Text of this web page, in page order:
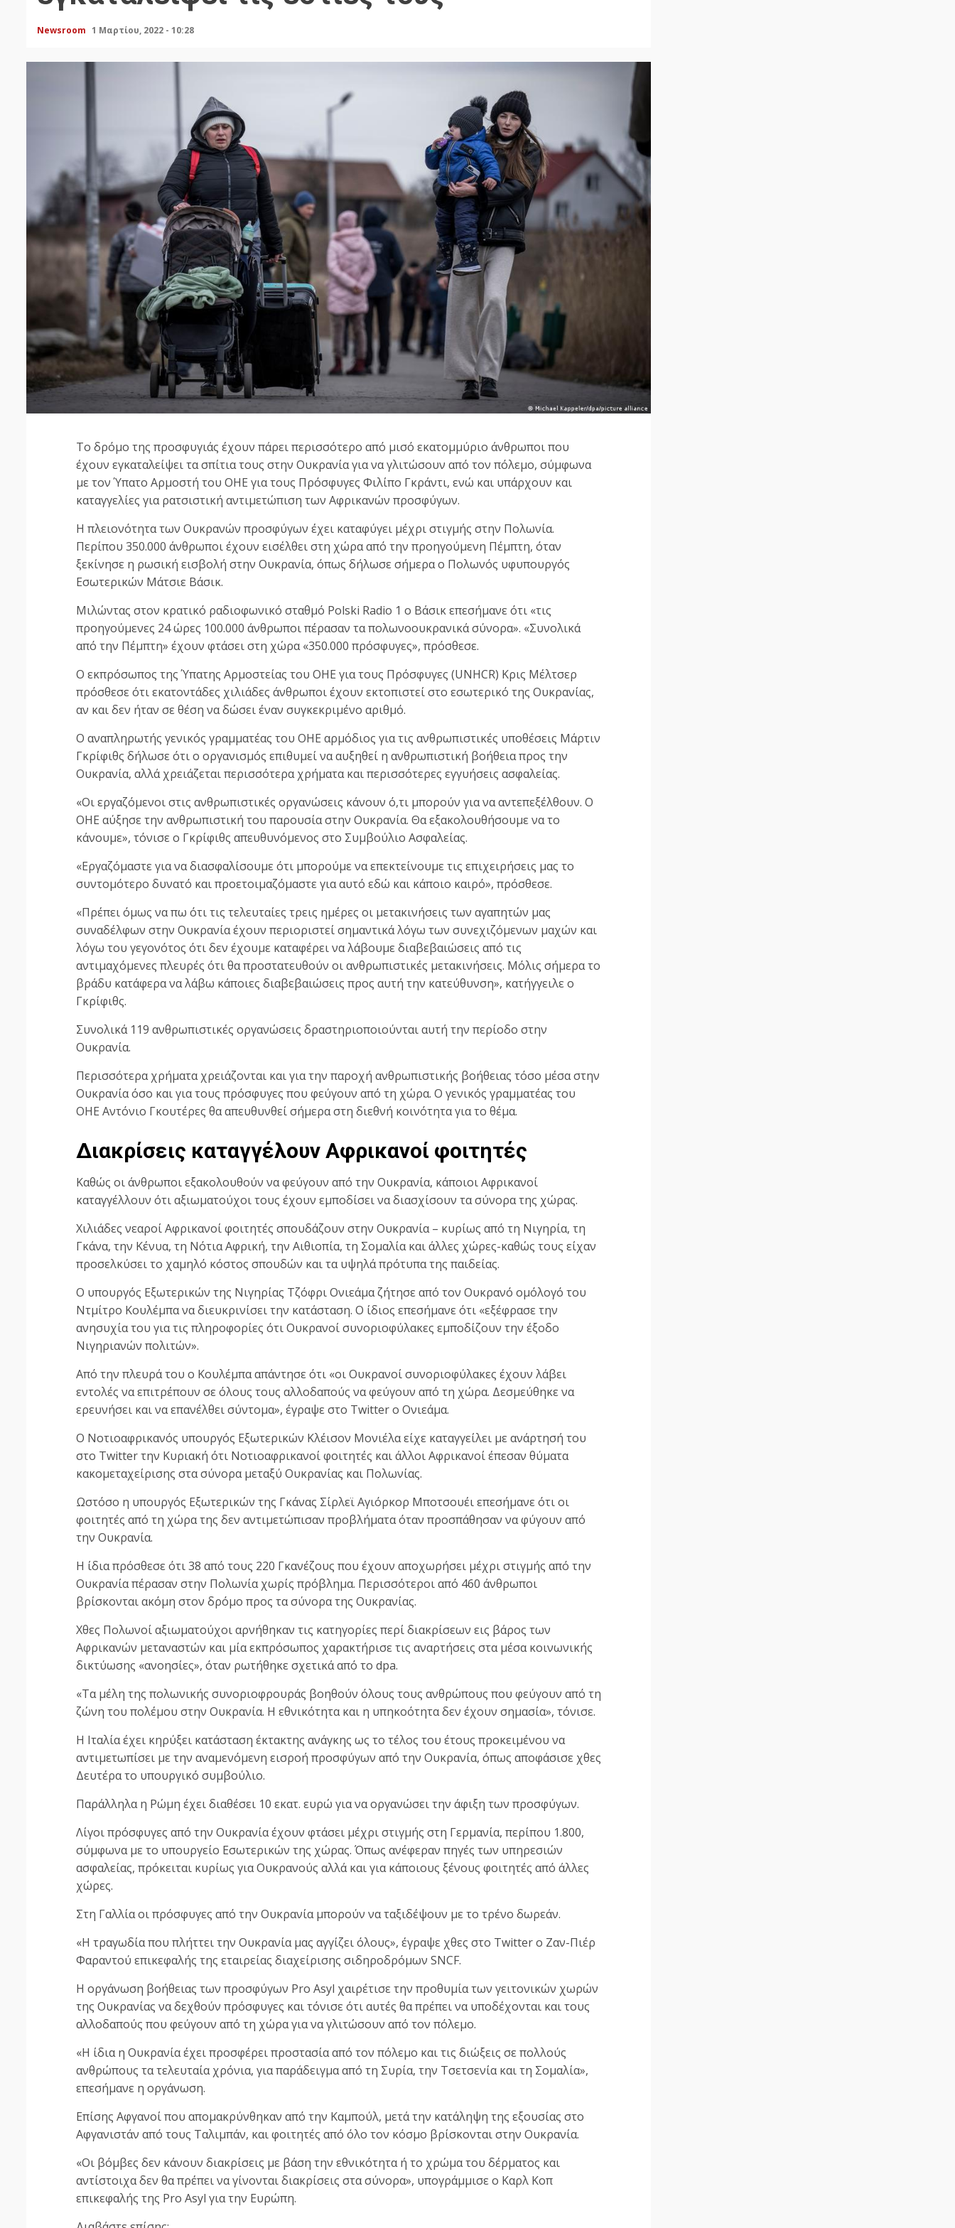
Newsroom 1 Μαρτίου, 2022 - 10:28
Το δρόμο της προσφυγιάς έχουν πάρει περισσότερο από μισό εκατομμύριο άνθρωποι που
έχουν εγκαταλείψει τα σπίτια τους στην Ουκρανία για να γλιτώσουν από τον πόλεμο, σύμφωνα
με τον Ύπατο Αρμοστή του ΟΗΕ για τους Πρόσφυγες Φιλίπο Γκράντι, ενώ και υπάρχουν και
καταγγελίες για ρατσιστική αντιμετώπιση των Αφρικανών προσφύγων.
Η πλειονότητα των Ουκρανών προσφύγων έχει καταφύγει μέχρι στιγμής στην Πολωνία.
Περίπου 350.000 άνθρωποι έχουν εισέλθει στη χώρα από την προηγούμενη Πέμπτη, όταν
ξεκίνησε η ρωσική εισβολή στην Ουκρανία, όπως δήλωσε σήμερα ο Πολωνός υφυπουργός
Εσωτερικών Μάτσιε Βάσικ.
Μιλώντας στον κρατικό ραδιοφωνικό σταθμό Polski Radio 1 ο Βάσικ επεσήμανε ότι «τις
προηγούμενες 24 ώρες 100.000 άνθρωποι πέρασαν τα πολωνοουκρανικά σύνορα». «Συνολικά
από την Πέμπτη» έχουν φτάσει στη χώρα «350.000 πρόσφυγες», πρόσθεσε.
Ο εκπρόσωπος της Ύπατης Αρμοστείας του ΟΗΕ για τους Πρόσφυγες (UNHCR) Κρις Μέλτσερ
πρόσθεσε ότι εκατοντάδες χιλιάδες άνθρωποι έχουν εκτοπιστεί στο εσωτερικό της Ουκρανίας,
αν και δεν ήταν σε θέση να δώσει έναν συγκεκριμένο αριθμό.
Ο αναπληρωτής γενικός γραμματέας του ΟΗΕ αρμόδιος για τις ανθρωπιστικές υποθέσεις Μάρτιν
Γκρίφιθς δήλωσε ότι ο οργανισμός επιθυμεί να αυξηθεί η ανθρωπιστική βοήθεια προς την
Ουκρανία, αλλά χρειάζεται περισσότερα χρήματα και περισσότερες εγγυήσεις ασφαλείας.
«Οι εργαζόμενοι στις ανθρωπιστικές οργανώσεις κάνουν ό,τι μπορούν για να αντεπεξέλθουν. Ο
ΟΗΕ αύξησε την ανθρωπιστική του παρουσία στην Ουκρανία. Θα εξακολουθήσουμε να το
κάνουμε», τόνισε ο Γκρίφιθς απευθυνόμενος στο Συμβούλιο Ασφαλείας.
«Εργαζόμαστε για να διασφαλίσουμε ότι μπορούμε να επεκτείνουμε τις επιχειρήσεις μας το
συντομότερο δυνατό και προετοιμαζόμαστε για αυτό εδώ και κάποιο καιρό», πρόσθεσε.
«Πρέπει όμως να πω ότι τις τελευταίες τρεις ημέρες οι μετακινήσεις των αγαπητών μας
συναδέλφων στην Ουκρανία έχουν περιοριστεί σημαντικά λόγω των συνεχιζόμενων μαχών και
λόγω του γεγονότος ότι δεν έχουμε καταφέρει να λάβουμε διαβεβαιώσεις από τις
αντιμαχόμενες πλευρές ότι θα προστατευθούν οι ανθρωπιστικές μετακινήσεις. Μόλις σήμερα το
βράδυ κατάφερα να λάβω κάποιες διαβεβαιώσεις προς αυτή την κατεύθυνση», κατήγγειλε ο
Γκρίφιθς.
Συνολικά 119 ανθρωπιστικές οργανώσεις δραστηριοποιούνται αυτή την περίοδο στην
Ουκρανία.
Περισσότερα χρήματα χρειάζονται και για την παροχή ανθρωπιστικής βοήθειας τόσο μέσα στην
Ουκρανία όσο και για τους πρόσφυγες που φεύγουν από τη χώρα. Ο γενικός γραμματέας του
ΟΗΕ Αντόνιο Γκουτέρες θα απευθυνθεί σήμερα στη διεθνή κοινότητα για το θέμα.
Διακρίσεις καταγγέλουν Αφρικανοί φοιτητές
Καθώς οι άνθρωποι εξακολουθούν να φεύγουν από την Ουκρανία, κάποιοι Αφρικανοί
καταγγέλλουν ότι αξιωματούχοι τους έχουν εμποδίσει να διασχίσουν τα σύνορα της χώρας.
Χιλιάδες νεαροί Αφρικανοί φοιτητές σπουδάζουν στην Ουκρανία – κυρίως από τη Νιγηρία, τη
Γκάνα, την Κένυα, τη Νότια Αφρική, την Αιθιοπία, τη Σομαλία και άλλες χώρες-καθώς τους είχαν
προσελκύσει το χαμηλό κόστος σπουδών και τα υψηλά πρότυπα της παιδείας.
Ο υπουργός Εξωτερικών της Νιγηρίας Τζόφρι Ονιεάμα ζήτησε από τον Ουκρανό ομόλογό του
Ντμίτρο Κουλέμπα να διευκρινίσει την κατάσταση. Ο ίδιος επεσήμανε ότι «εξέφρασε την
ανησυχία του για τις πληροφορίες ότι Ουκρανοί συνοριοφύλακες εμποδίζουν την έξοδο
Νιγηριανών πολιτών».
Από την πλευρά του ο Κουλέμπα απάντησε ότι «οι Ουκρανοί συνοριοφύλακες έχουν λάβει
εντολές να επιτρέπουν σε όλους τους αλλοδαπούς να φεύγουν από τη χώρα. Δεσμεύθηκε να
ερευνήσει και να επανέλθει σύντομα», έγραψε στο Twitter ο Ονιεάμα.
Ο Νοτιοαφρικανός υπουργός Εξωτερικών Κλέισον Μονιέλα είχε καταγγείλει με ανάρτησή του
στο Twitter την Κυριακή ότι Νοτιοαφρικανοί φοιτητές και άλλοι Αφρικανοί έπεσαν θύματα
κακομεταχείρισης στα σύνορα μεταξύ Ουκρανίας και Πολωνίας.
Ωστόσο η υπουργός Εξωτερικών της Γκάνας Σίρλεϊ Αγιόρκορ Μποτσουέι επεσήμανε ότι οι
φοιτητές από τη χώρα της δεν αντιμετώπισαν προβλήματα όταν προσπάθησαν να φύγουν από
την Ουκρανία.
Η ίδια πρόσθεσε ότι 38 από τους 220 Γκανέζους που έχουν αποχωρήσει μέχρι στιγμής από την
Ουκρανία πέρασαν στην Πολωνία χωρίς πρόβλημα. Περισσότεροι από 460 άνθρωποι
βρίσκονται ακόμη στον δρόμο προς τα σύνορα της Ουκρανίας.
Χθες Πολωνοί αξιωματούχοι αρνήθηκαν τις κατηγορίες περί διακρίσεων εις βάρος των
Αφρικανών μεταναστών και μία εκπρόσωπος χαρακτήρισε τις αναρτήσεις στα μέσα κοινωνικής
δικτύωσης «ανοησίες», όταν ρωτήθηκε σχετικά από το dpa.
«Τα μέλη της πολωνικής συνοριοφρουράς βοηθούν όλους τους ανθρώπους που φεύγουν από τη
ζώνη του πολέμου στην Ουκρανία. Η εθνικότητα και η υπηκοότητα δεν έχουν σημασία», τόνισε.
Η Ιταλία έχει κηρύξει κατάσταση έκτακτης ανάγκης ως το τέλος του έτους προκειμένου να
αντιμετωπίσει με την αναμενόμενη εισροή προσφύγων από την Ουκρανία, όπως αποφάσισε χθες
Δευτέρα το υπουργικό συμβούλιο.
Παράλληλα η Ρώμη έχει διαθέσει 10 εκατ. ευρώ για να οργανώσει την άφιξη των προσφύγων.
Λίγοι πρόσφυγες από την Ουκρανία έχουν φτάσει μέχρι στιγμής στη Γερμανία, περίπου 1.800,
σύμφωνα με το υπουργείο Εσωτερικών της χώρας. Όπως ανέφεραν πηγές των υπηρεσιών
ασφαλείας, πρόκειται κυρίως για Ουκρανούς αλλά και για κάποιους ξένους φοιτητές από άλλες
χώρες.
Στη Γαλλία οι πρόσφυγες από την Ουκρανία μπορούν να ταξιδέψουν με το τρένο δωρεάν.
«Η τραγωδία που πλήττει την Ουκρανία μας αγγίζει όλους», έγραψε χθες στο Twitter o Ζαν-Πιέρ
Φαραντού επικεφαλής της εταιρείας διαχείρισης σιδηροδρόμων SNCF.
Η οργάνωση βοήθειας των προσφύγων Pro Asyl χαιρέτισε την προθυμία των γειτονικών χωρών
της Ουκρανίας να δεχθούν πρόσφυγες και τόνισε ότι αυτές θα πρέπει να υποδέχονται και τους
αλλοδαπούς που φεύγουν από τη χώρα για να γλιτώσουν από τον πόλεμο.
«Η ίδια η Ουκρανία έχει προσφέρει προστασία από τον πόλεμο και τις διώξεις σε πολλούς
ανθρώπους τα τελευταία χρόνια, για παράδειγμα από τη Συρία, την Τσετσενία και τη Σομαλία»,
επεσήμανε η οργάνωση.
Επίσης Αφγανοί που απομακρύνθηκαν από την Καμπούλ, μετά την κατάληψη της εξουσίας στο
Αφγανιστάν από τους Ταλιμπάν, και φοιτητές από όλο τον κόσμο βρίσκονται στην Ουκρανία.
«Οι βόμβες δεν κάνουν διακρίσεις με βάση την εθνικότητα ή το χρώμα του δέρματος και
αντίστοιχα δεν θα πρέπει να γίνονται διακρίσεις στα σύνορα», υπογράμμισε ο Καρλ Κοπ
επικεφαλής της Pro Asyl για την Ευρώπη.